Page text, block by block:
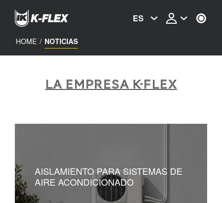
content
ES
HOME / NOTICIAS
La empresa K-FLEX
AISLAMIENTO PARA SISTEMAS DE
AIRE ACONDICIONADO